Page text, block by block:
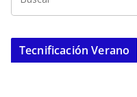
Tecnificación Verano